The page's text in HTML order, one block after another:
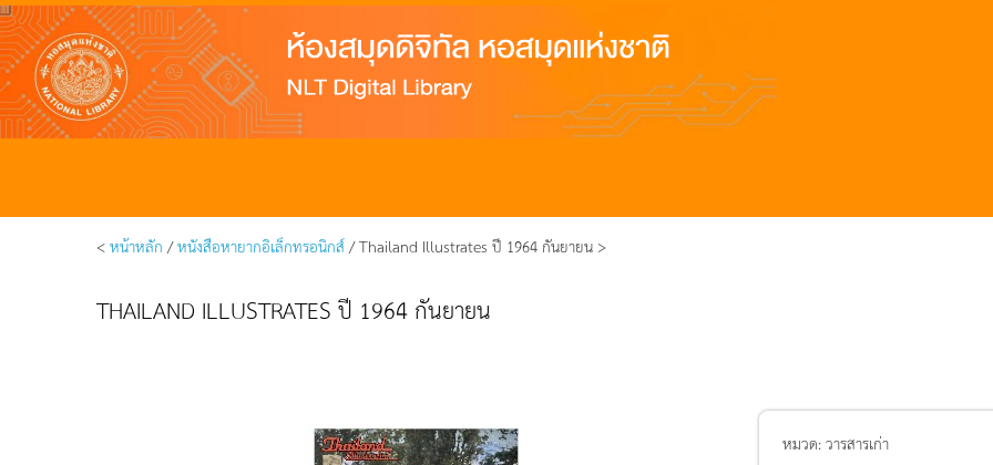
<หน้าหลัก /หนังสือหายากอิเล็กทรอนิกส์/ Thailand Illustrates ปี 1964 กันยายน >
THAILAND ILLUSTRATES ปี 1964 กันยายน
หมวด:วารสารเก่า